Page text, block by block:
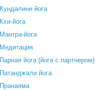
Кундалини йога
Кхи-йога
Мантра-йога
Медитация
Парная йога (йога с партнером)
Патанджали йога
Пранаяма